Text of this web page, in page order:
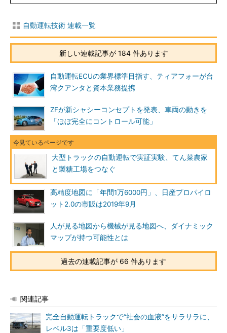
自動運転技術 連載一覧
新しい連載記事が 184 件あります
自動運転ECUの業界標準目指す、ティアフォーが台
湾クアンタと資本業務提携
ZFが新シャシーコンセプトを発表、車両の動きを
「ほぼ完全にコントロール可能」
大型トラックの自動運転で実証実験、てん菜農家
と製糖工場をつなぐ
高精度地図に「年間1万6000円」、日産プロパイロ
ット2.0の市販は2019年9月
人が見る地図から機械が見る地図へ、ダイナミック
マップが持つ可能性とは
過去の連載記事が 66 件あります
関連記事
完全自動運転トラックで“社会の血液”をサラサラに、
レベル3は「重要度低い」